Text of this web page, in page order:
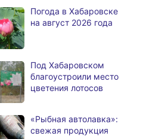
в этом году подали свыше
100 тысяч заявлений
медалями «За спасение
на пожаре»
по нацпроекту капитально
ремонтируют кровлю Дома
культуры
Погода в Хабаровске
на август 2026 года
Под Хабаровском
благоустроили место
цветения лотосов
«Рыбная автолавка»:
свежая продукция